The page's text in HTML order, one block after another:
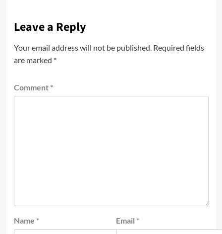
Leave a Reply
Your email address will not be published. Required fields
are marked *
Comment *
Name * Email *